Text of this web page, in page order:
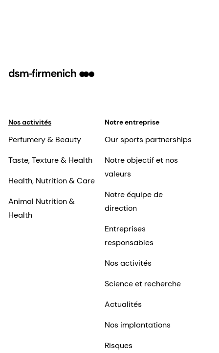
Nos activités
Perfumery & Beauty
Taste, Texture & Health
Health, Nutrition & Care
Animal Nutrition &
Health
Notre entreprise
Our sports partnerships
Notre objectif et nos
valeurs
Notre équipe de
direction
Entreprises
responsables
Nos activités
Science et recherche
Actualités
Nos implantations
Risques